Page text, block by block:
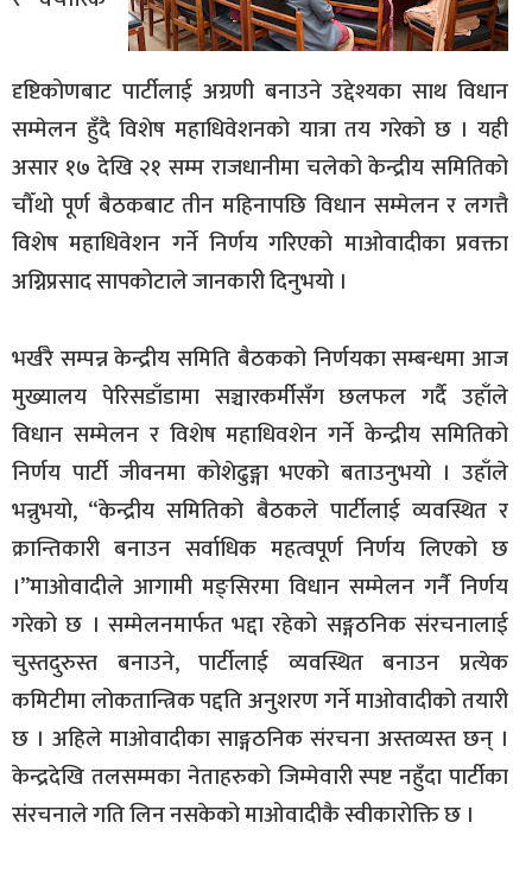
दृष्टिकोणबाट पार्टीलाई अग्रणी बनाउने उद्देश्यका साथ विधान
सम्मेलन हुँदै विशेष महाधिवेशनको यात्रा तय गरेको छ । यही
असार १७ देखि २१ सम्म राजधानीमा चलेको केन्द्रीय समितिको
चौँथो पूर्ण बैठकबाट तीन महिनापछि विधान सम्मेलन र लगत्तै
विशेष महाधिवेशन गर्ने निर्णय गरिएको माओवादीका प्रवक्ता
अग्निप्रसाद सापकोटाले जानकारी दिनुभयो ।
भर्खरै सम्पन्न केन्द्रीय समिति बैठकको निर्णयका सम्बन्धमा आज
मुख्यालय पेरिसडाँडामा सञ्चारकर्मीसँग छलफल गर्दै उहाँले
विधान सम्मेलन र विशेष महाधिवशेन गर्ने केन्द्रीय समितिको
निर्णय पार्टी जीवनमा कोशेढुङ्गा भएको बताउनुभयो । उहाँले
भन्नुभयो, “केन्द्रीय समितिको बैठकले पार्टीलाई व्यवस्थित र
क्रान्तिकारी बनाउन सर्वाधिक महत्वपूर्ण निर्णय लिएको छ
।”माओवादीले आगामी मङ्सिरमा विधान सम्मेलन गर्नै निर्णय
गरेको छ । सम्मेलनमार्फत भद्दा रहेको सङ्गठनिक संरचनालाई
चुस्तदुरुस्त बनाउने, पार्टीलाई व्यवस्थित बनाउन प्रत्येक
कमिटीमा लोकतान्त्रिक पद्दति अनुशरण गर्ने माओवादीको तयारी
छ । अहिले माओवादीका साङ्गठनिक संरचना अस्तव्यस्त छन् ।
केन्द्रदेखि तलसम्मका नेताहरुको जिम्मेवारी स्पष्ट नहुँदा पार्टीका
संरचनाले गति लिन नसकेको माओवादीकै स्वीकारोक्ति छ ।